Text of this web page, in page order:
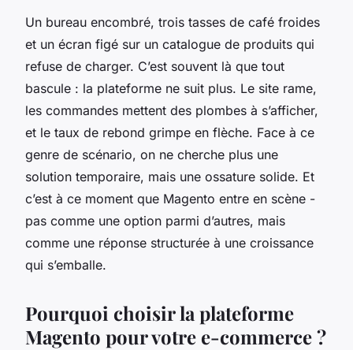
Un bureau encombré, trois tasses de café froides
et un écran figé sur un catalogue de produits qui
refuse de charger. C’est souvent là que tout
bascule : la plateforme ne suit plus. Le site rame,
les commandes mettent des plombes à s’afficher,
et le taux de rebond grimpe en flèche. Face à ce
genre de scénario, on ne cherche plus une
solution temporaire, mais une ossature solide. Et
c’est à ce moment que Magento entre en scène -
pas comme une option parmi d’autres, mais
comme une réponse structurée à une croissance
qui s’emballe.
Pourquoi choisir la plateforme
Magento pour votre e-commerce ?